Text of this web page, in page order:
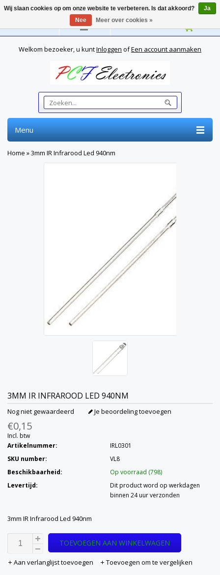
Nederlands
Welkom bezoeker, u kuntInloggen ofEen account aanmaken
Menu
Home »3mm IR Infrarood Led 940nm
3MM IR INFRAROOD LED 940NM
Nog niet gewaardeerd Je beoordeling toevoegen
€0,15
Incl. btw
Artikelnummer:
IRL0301
SKU number:
VL8
Beschikbaarheid:
Op voorraad (798)
Levertijd:
Dit product word op werkdagen
binnen 24 uur verzonden
3mm IR Infrarood Led 940nm
TOEVOEGEN AAN WINKELWAGEN
Aan verlanglijst toevoegen Toevoegen om te vergelijken
Wij slaan cookies op om onze website te verbeteren. Is dat akkoord?
Ja
Nee
Meer over cookies »